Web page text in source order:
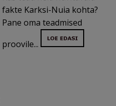
fakte Karksi-Nuia kohta?
Pane oma teadmised
proovile...